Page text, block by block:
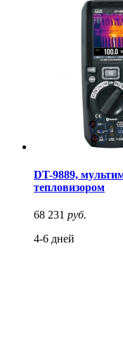
DT-9889,
тепловизором
68 231 руб.
4-6 дней